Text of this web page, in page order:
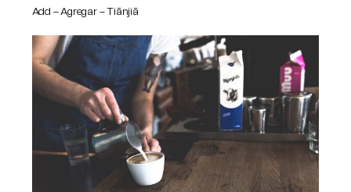
Add – Agregar – Tiānjiā